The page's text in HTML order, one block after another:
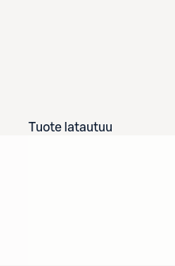
Tuote latautuu